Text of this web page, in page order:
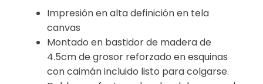
Impresión en alta definición en tela
canvas
Montado en bastidor de madera de
4.5cm de grosor reforzado en esquinas
con caimán incluido listo para colgarse.